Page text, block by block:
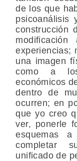
de los que
psicoanálisis
construcción
experiencias;
una imagen
como a
económicos
dentro de
ocurren; en
que yo creo
ver, ponerle
esquemas
completar
unificado de